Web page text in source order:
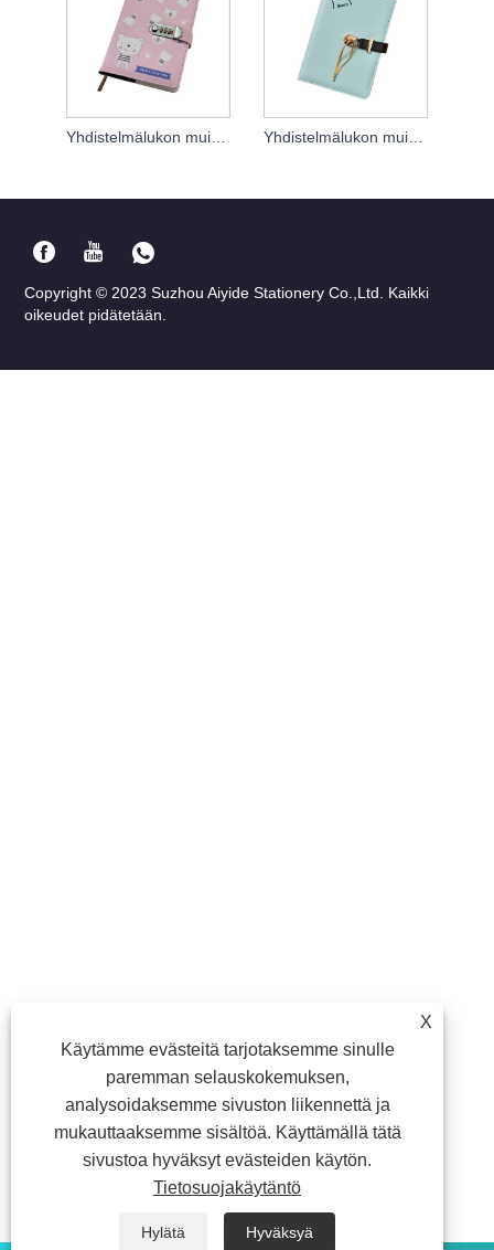
X
Käytämme evästeitä tarjotaksemme sinulle
paremman selauskokemuksen,
analysoidaksemme sivuston liikennettä ja
mukauttaaksemme sisältöä. Käyttämällä tätä
sivustoa hyväksyt evästeiden käytön.
Tietosuojakäytäntö
Hylätä Hyväksyä
Copyright © 2023 Suzhou Aiyide Stationery Co.,Ltd. Kaikki
oikeudet pidätetään.